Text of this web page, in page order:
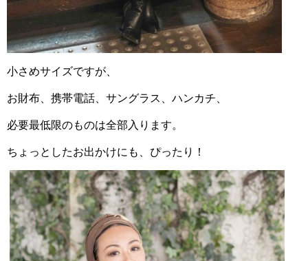
小さめサイズですが、
お財布、携帯電話、サングラス、ハンカチ、
必要最低限のものは全部入ります。
ちょっとしたお出かけにも、ぴったり！